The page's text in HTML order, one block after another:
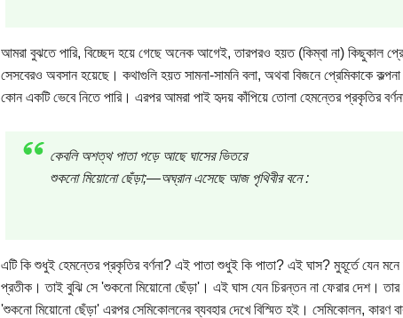
আমরা বুঝতে পারি, বিচ্ছেদ হয়ে গেছে অনেক আগেই, তারপরও হয়ত (কিম্বা না) কিছুকাল
সেসবেরও অবসান হয়েছে। কথাগুলি হয়ত সামনা-সামনি বলা, অথবা বিজনে প্রেমিকাকে
কোন একটি ভেবে নিতে পারি। এরপর আমরা পাই হৃদয় কাঁপিয়ে তোলা হেমন্তের প্রকৃতির
কেবলি অশত্থ পাতা পড়ে আছে ঘাসের ভিতরে
শুকনো মিয়োনো ছেঁড়া;—অঘ্রান এসেছে আজ পৃথিবীর বনে :
এটি কি শুধুই হেমন্তের প্রকৃতির বর্ণনা? এই পাতা শুধুই কি পাতা? এই ঘাস? মুহূর্তে যেন
প্রতীক। তাই বুঝি সে 'শুকনো মিয়োনো ছেঁড়া'। এই ঘাস যেন চিরন্তন না ফেরার দেশ।
'শুকনো মিয়োনো ছেঁড়া' এরপর সেমিকোলনের ব্যবহার দেখে বিস্মিত হই। সেমিকোলন, কারণ